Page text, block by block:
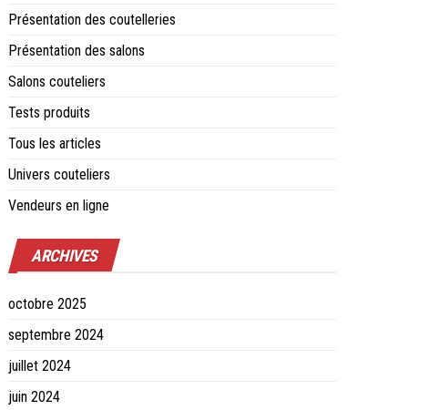
Présentation des coutelleries
Présentation des salons
Salons couteliers
Tests produits
Tous les articles
Univers couteliers
Vendeurs en ligne
ARCHIVES
octobre 2025
septembre 2024
juillet 2024
juin 2024